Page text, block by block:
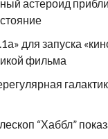
астероид
для запуска
фильма
“Хаббл”